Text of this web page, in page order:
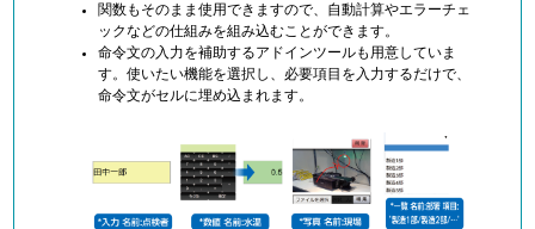
関数もそのまま使用できますので、自動計算やエラーチェ
ックなどの仕組みを組み込むことができます。
命令文の入力を補助するアドインツールも用意していま
す。使いたい機能を選択し、必要項目を入力するだけで、
命令文がセルに埋め込まれます。